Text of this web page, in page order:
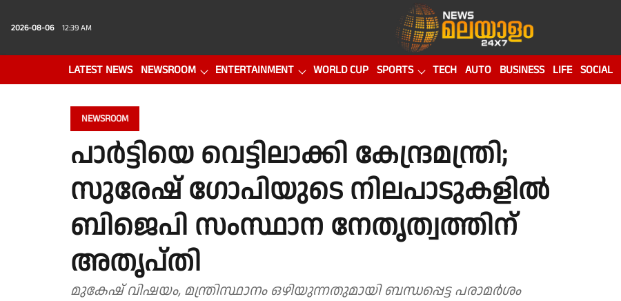
2026-08-06 12:39 AM
LATEST NEWS NEWSROOM ENTERTAINMENT WORLD CUP SPORTS TECH AUTO BUSINESS LIFE SOCIAL
NEWSROOM
പാർട്ടിയെ വെട്ടിലാക്കി കേന്ദ്രമന്ത്രി;
സുരേഷ് ഗോപിയുടെ നിലപാടുകളിൽ
ബിജെപി സംസ്ഥാന നേതൃത്വത്തിന്
അതൃപ്തി
മുകേഷ് വിഷയം, മന്ത്രിസ്ഥാനം ഒഴിയുന്നതുമായി ബന്ധപ്പെട്ട പരാമർശം